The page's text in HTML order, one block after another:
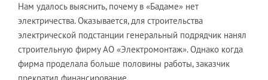
Нам удалось выяснить, почему в «Бадаме» нет
электричества. Оказывается, для строительства
электрической подстанции генеральный подрядчик нанял
строительную фирму АО «Электромонтаж». Однако когда
фирма проделала больше половины работы, заказчик